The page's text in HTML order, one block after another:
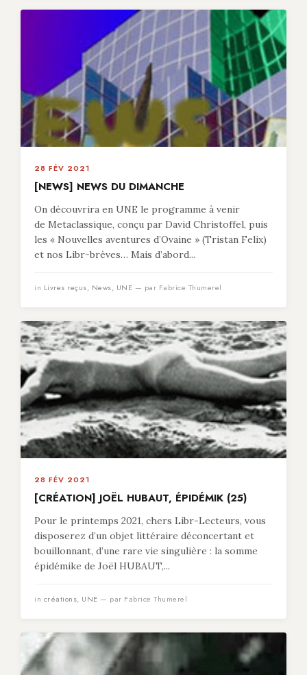
28 FÉV 2021
[NEWS] NEWS DU DIMANCHE
On découvrira en UNE le programme à venir
de Metaclassique, conçu par David Christoffel, puis
les « Nouvelles aventures d’Ovaine » (Tristan Felix)
et nos Libr-brèves… Mais d’abord...
in Livres reçus, News, UNE — par Fabrice Thumerel
28 FÉV 2021
[CRÉATION] JOËL HUBAUT, ÉPIDÉMIK (25)
Pour le printemps 2021, chers Libr-Lecteurs, vous
disposerez d’un objet littéraire déconcertant et
bouillonnant, d’une rare vie singulière : la somme
épidémike de Joël HUBAUT,...
in créations, UNE — par Fabrice Thumerel